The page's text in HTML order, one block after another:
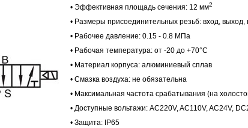
• Эффективная площадь сечения: 12 мм2
• Размеры присоединительных резьб: вход, выход,
• Рабочее давление: 0.15 - 0.8 МПа
• Рабочая температура: от -20 до +70°C
• Материал корпуса: алюминиевый сплав
• Смазка воздуха: не обязательна
• Максимальная частота срабатывания (на
• Доступные вольтажи: AC220V, AC110V, AC24V,
• Защита: IP65